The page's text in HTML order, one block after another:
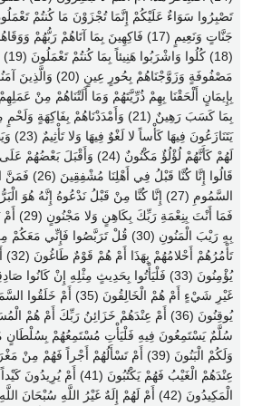
جَنَّاتٍ وَنَعِيمٍ (17) فَاكِهِينَ بِمَا آتَاهُمْ
(18)
مَصْفُوفَةٍ وَزَوَّجْنَاهُمْ بِحُورٍ
بِإِيمَانٍ أَلْحَقْنَا بِهِمْ ذُرِّيَّتَهُمْ وَمَا أَلَتْنَاهُمْ مِنْ
يَتَنَازَعُونَ
قَالُوا إِنَّا كُنَّا
فَمَا أَنْتَ
غَيْرِ شَيْءٍ أَمْ هُمْ الْخَالِقُونَ
عِنْدَهُمْ الْغَيْبُ فَهُمْ يَكْتُبُونَ (41)